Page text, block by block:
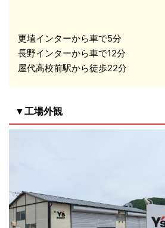
更埴インターから車で5分
長野インターから車で12分
屋代高校前駅から徒歩22分
▼工場外観